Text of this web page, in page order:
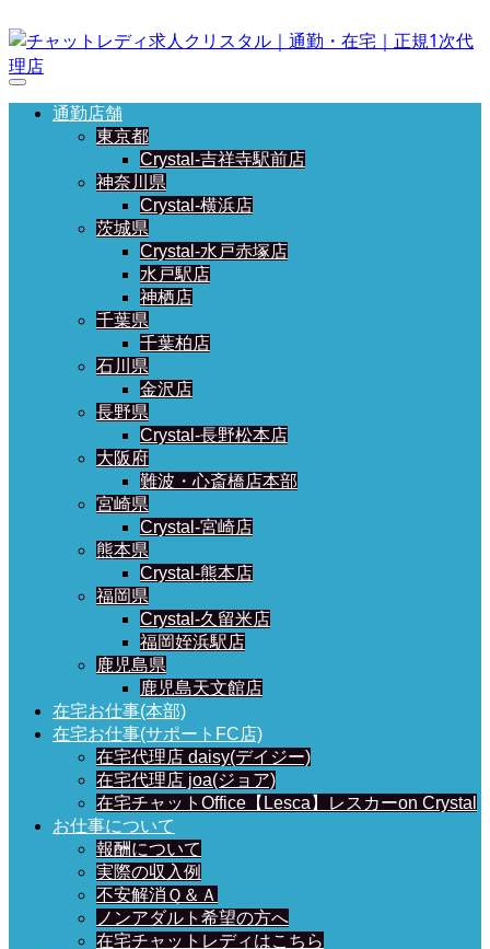
通勤店舗
東京都
Crystal-吉祥寺駅前店
神奈川県
Crystal-横浜店
茨城県
Crystal-水戸赤塚店
水戸駅店
神栖店
千葉県
千葉柏店
石川県
金沢店
長野県
Crystal-長野松本店
大阪府
難波・心斎橋店本部
宮崎県
Crystal-宮崎店
熊本県
Crystal-熊本店
福岡県
Crystal-久留米店
福岡姪浜駅店
鹿児島県
鹿児島天文館店
在宅お仕事(本部)
在宅お仕事(サポートFC店)
在宅代理店 daisy(デイジー)
在宅代理店 joa(ジョア)
在宅チャットOffice【Lesca】レスカーon Crystal
お仕事について
報酬について
実際の収入例
不安解消Ｑ＆Ａ
ノンアダルト希望の方へ
在宅チャットレディはこちら